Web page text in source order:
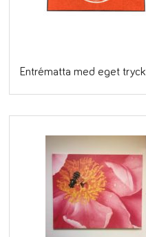
Entrématta med eget tryck